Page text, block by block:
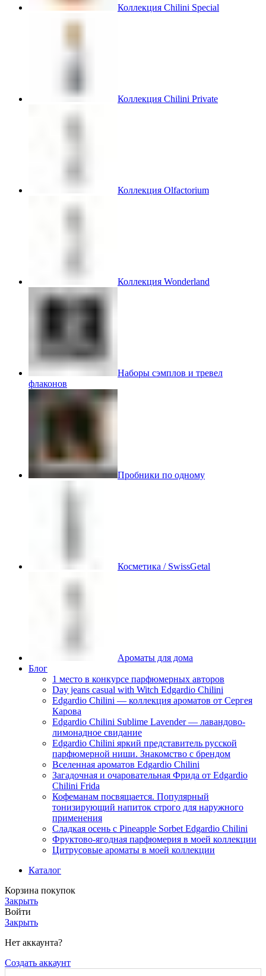
Коллекция Chilini Special
Коллекция Chilini Private
Коллекция Olfactorium
Коллекция Wonderland
Наборы сэмплов и тревел
флаконов
Пробники по одному
Косметика / SwissGetal
Ароматы для дома
Блог
1 место в конкурсе парфюмерных авторов
Day jeans casual with Witch Edgardio Chilini
Edgardio Chilini — коллекция ароматов от Сергея
Карова
Edgardio Chilini Sublime Lavender — лавандово-
лимонадное свидание
Edgardio Chilini яркий представитель русской
парфюмерной ниши. Знакомство с брендом
Вселенная ароматов Edgardio Chilini
Загадочная и очаровательная Фрида от Edgardio
Chilini Frida
Кофеманам посвящается. Популярный
тонизирующий напиток строго для наружного
применения
Сладкая осень с Pineapple Sorbet Edgardio Chilini
Фруктово-ягодная парфюмерия в моей коллекции
​Цитрусовые ароматы в моей коллекции
Каталог
Корзина покупок
Закрыть
Войти
Закрыть
Нет аккаунта?
Создать аккаунт